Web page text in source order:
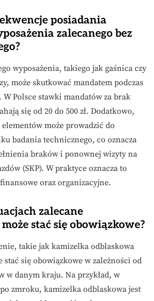
posiadania
zalecanego bez
wyposażenia, takiego jak gaśnica czy
może skutkować mandatem podczas
Polsce stawki mandatów za brak
się od 20 do 500 zł. Dodatkowo,
może prowadzić do
badania technicznego, co oznacza
braków i ponownej wizyty na
(SKP). W praktyce oznacza to
oraz organizacyjne.
zalecane
stać się obowiązkowe?
takie jak kamizelka odblaskowa
stać się obowiązkowe w zależności od
w danym kraju. Na przykład, w
zmroku, kamizelka odblaskowa jest